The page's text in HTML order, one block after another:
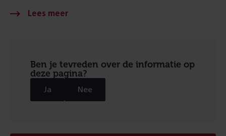
Ben je tevreden over de informatie op
deze pagina?
Ja Nee